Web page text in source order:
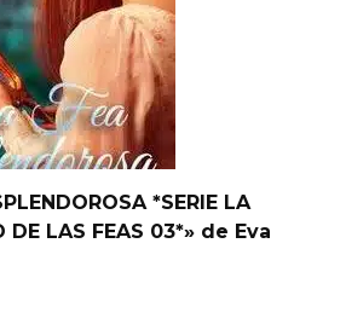
*SERIE LA
DE LAS FEAS 03*» de Eva